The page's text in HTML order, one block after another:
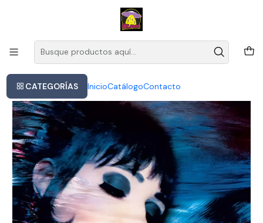
CATEGORÍAS InicioCatálogoContacto
Este es el texto del slide